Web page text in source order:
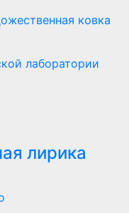
ковка
лаборатории
лирика